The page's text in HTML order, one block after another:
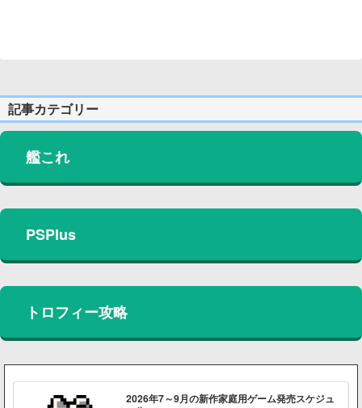
記事カテゴリー
艦これ
PSPlus
トロフィー攻略
2026年7～9月の新作家庭用ゲーム発売スケジュ